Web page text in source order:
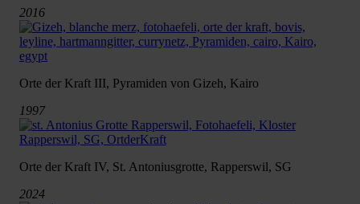
2016
Orte der Kraft III, Pyramiden von Gizeh, Kairo
1997
Orte der Kraft IV, St. Antoniusgrotte, Rapperswil, SG
2024